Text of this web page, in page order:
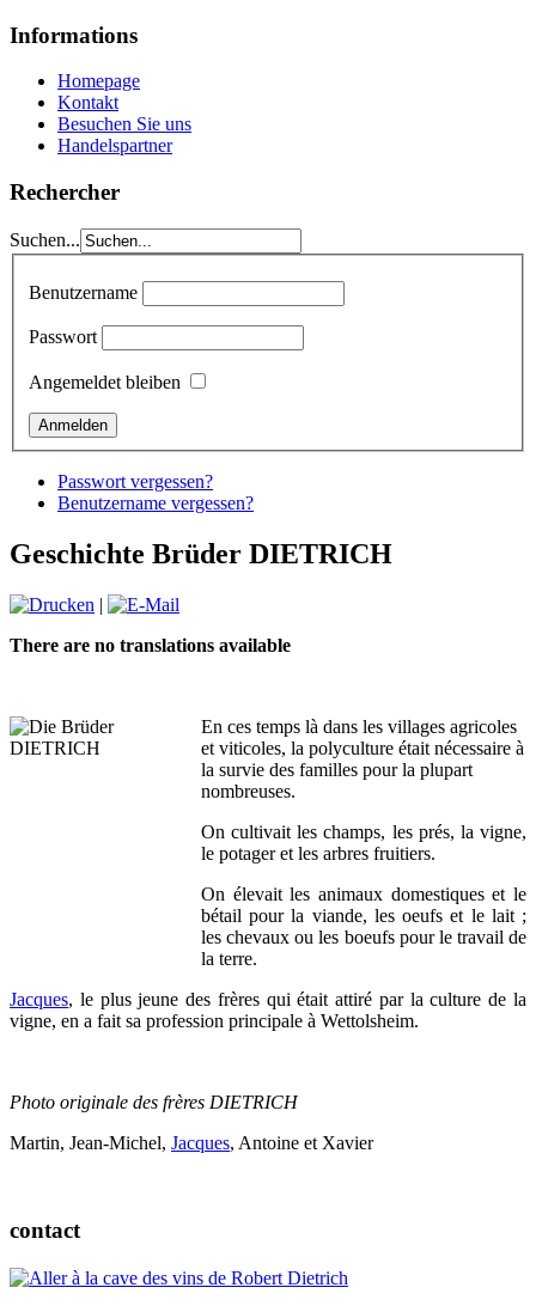
Informations
Homepage
Kontakt
Besuchen Sie uns
Handelspartner
Rechercher
Suchen...
Benutzername
Passwort
Angemeldet bleiben
Passwort vergessen?
Benutzername vergessen?
Geschichte Brüder DIETRICH
|
There are no translations available
En ces temps là dans les villages agricoles
et viticoles, la polyculture était nécessaire à
la survie des familles pour la plupart
nombreuses.
On cultivait les champs, les prés, la vigne,
le potager et les arbres fruitiers.
On élevait les animaux domestiques et le
bétail pour la viande, les oeufs et le lait ;
les chevaux ou les boeufs pour le travail de
la terre.
Jacques, le plus jeune des frères qui était attiré par la culture de la
vigne, en a fait sa profession principale à Wettolsheim.
Photo originale des frères DIETRICH
Martin, Jean-Michel, Jacques, Antoine et Xavier
contact